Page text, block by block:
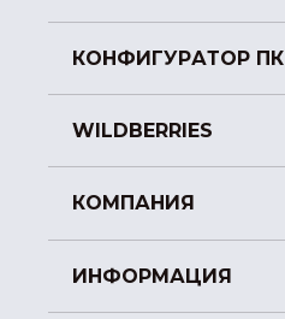
КОНФИГУРАТОР ПК
WILDBERRIES
КОМПАНИЯ
ИНФОРМАЦИЯ